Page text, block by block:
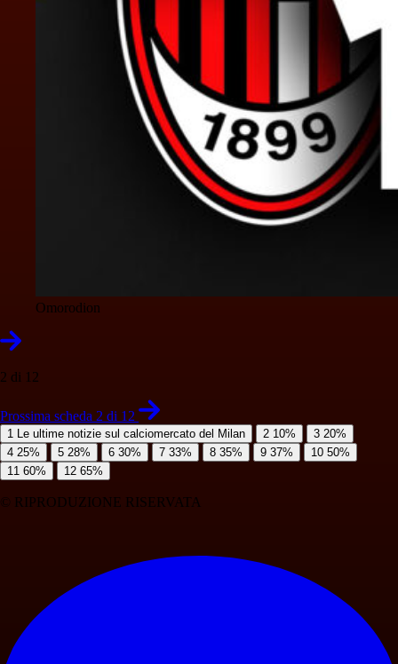
Omorodion
2 di 12
Prossima scheda 2 di 12
1 Le ultime notizie sul calciomercato del Milan 2 10% 3 20%
4 25% 5 28% 6 30% 7 33% 8 35% 9 37% 10 50%
11 60% 12 65%
© RIPRODUZIONE RISERVATA